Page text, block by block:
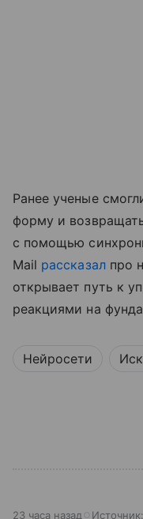
Ранее ученые
форму и
с помощью
Mail рассказалпро
открывает путь к
реакциями на
Нейросети
23 часа назад Источник: